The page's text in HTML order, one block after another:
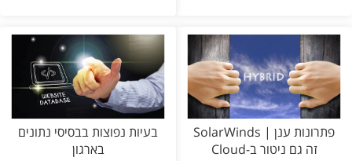
פתרונות ענן | SolarWinds
זה גם ניטור ב-Cloud
בעיות נפוצות בבסיסי נתונים
בארגון